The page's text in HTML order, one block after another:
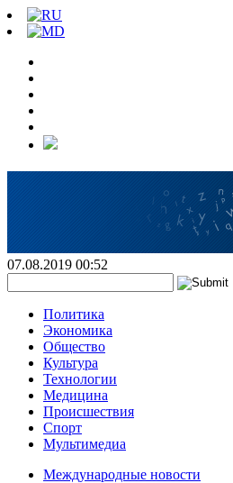
07.08.2019 00:52
Политика
Экономика
Общество
Культура
Технологии
Медицина
Происшествия
Спорт
Мультимедиа
Международные новости